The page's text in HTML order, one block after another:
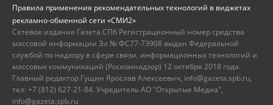
Правила применения рекомендательных технологий в виджетах
рекламно-обменной сети «СМИ2»
Сетевое издание Газета.СПб Регистрационный номер средства
массовой информации Эл № ФС77-73908 выдан Федеральной
службой по надзору в сфере связи, информационных технологий и
массовых коммуникаций (Роскомнадзор) 12 октября 2018 года.
Главный редактор Гущин Ярослав Алексеевич, info@gazeta.spb.ru,
тел: +7 (812) 627-21-84. Учредитель АО "Открытые Медиа",
info@gazeta.spb.ru